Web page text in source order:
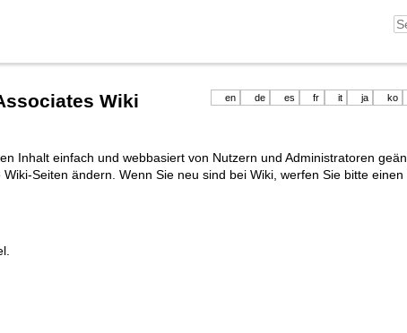
en de es fr it ja ko
Wiki
Inhalt einfach und webbasiert von Nutzern und Administratoren
Seiten ändern. Wenn Sie neu sind bei Wiki, werfen Sie bitte einen